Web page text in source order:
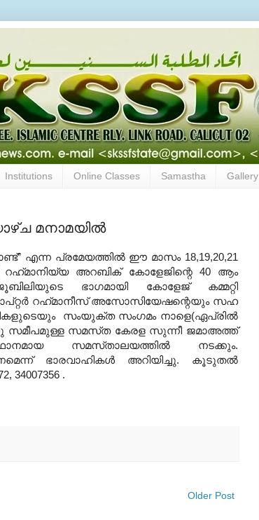
Institutions Online Classes Samastha Gallery
മനാമയില്‍
എന്ന പ്രമേയത്തില്‍ ഈ മാസം 18,19,20,21
റഹ്‌മാനിയ്യ അറബിക്‌ കോളേജിന്റെ 40 ആം
ഭാഗമായി കോളേജ്‌ കമ്മറ്റി
റഹ്‌മാനീസ്‌ അസോസിയേഷന്റെയും സഹ
സംയുക്ത സംഗമം നാളെ(ഏപ്രില്‍
സമീപമുള്ള സമസ്‌ത കേരള സുന്നീ ജമാഅത്ത്‌
സമസ്‌താലയത്തില്‍ നടക്കും.
ഭാരവാഹികള്‍ അറിയിച്ചു. കൂടുതല്‍
34007356 .
Older Post